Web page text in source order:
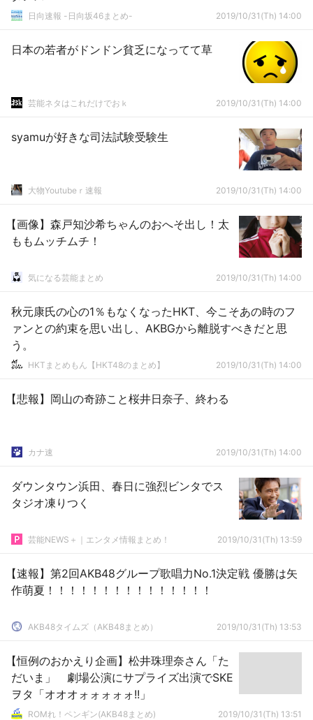
日向速報 -日向坂46まとめ- 2019/10/31(Th) 14:00
日本の若者がドンドン貧乏になってて草
芸能ネタはこれだけでおｋ 2019/10/31(Th) 14:00
syamuが好きな司法試験受験生
大物Youtubeｒ速報 2019/10/31(Th) 14:00
【画像】森戸知沙希ちゃんのおへそ出し！太
ももムッチムチ！
気になる芸能まとめ 2019/10/31(Th) 14:00
秋元康氏の心の1％もなくなったHKT、今こそあの時のフ
ァンとの約束を思い出し、AKBGから離脱すべきだと思
う。
HKTまとめもん【HKT48のまとめ】 2019/10/31(Th) 14:00
【悲報】岡山の奇跡こと桜井日奈子、終わる
カナ速 2019/10/31(Th) 14:00
ダウンタウン浜田、春日に強烈ビンタでス
タジオ凍りつく
芸能NEWS＋｜エンタメ情報まとめ！ 2019/10/31(Th) 13:59
【速報】第2回AKB48グループ歌唱力No.1決定戦 優勝は矢
作萌夏！！！！！！！！！！！！！！！
AKB48タイムズ（AKB48まとめ） 2019/10/31(Th) 13:53
【恒例のおかえり企画】松井珠理奈さん「た
だいま」 劇場公演にサプライズ出演でSKE
ヲタ「オオオォォォォォ!!」
ROMれ！ペンギン(AKB48まとめ) 2019/10/31(Th) 13:51